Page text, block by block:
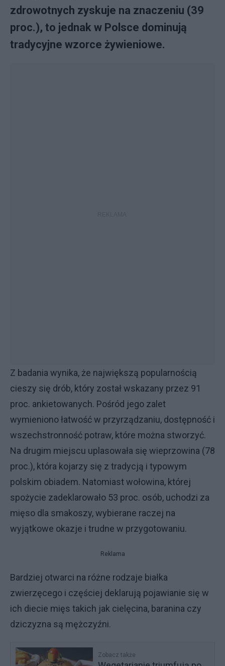
zdrowotnych zyskuje na znaczeniu (39
proc.), to jednak w Polsce dominują
tradycyjne wzorce żywieniowe.
Z badania wynika, że największą popularnością
cieszy się drób, który został wskazany przez 91
proc. ankietowanych. Pośród jego zalet
wymieniono łatwość w przyrządzaniu, dostępność i
wszechstronność potraw, które można stworzyć.
Na drugim miejscu uplasowała się wieprzowina (78
proc.), która kojarzy się z tradycją i typowym
polskim obiadem. Natomiast wołowina, której
spożycie zadeklarowało 53 proc. osób, uchodzi za
mięso dla smakoszy, wybierane raczej na
wyjątkowe okazje i trudne w przygotowaniu.
Reklama
Bardziej otwarci na różne rodzaje białka
zwierzęcego i częściej deklarują pojawianie się w
ich diecie mięs takich jak cielęcina, baranina czy
dziczyzna są mężczyźni.
Zobacz także